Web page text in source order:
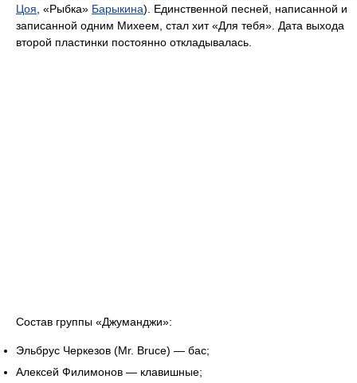
Цоя, «Рыбка» Барыкина). Единственной песней, написанной и
записанной одним Михеем, стал хит «Для тебя». Дата выхода
второй пластинки постоянно откладывалась.
Состав группы «Джуманджи»:
Эльбрус Черкезов (Mr. Bruce) — бас;
Алексей Филимонов — клавишные;